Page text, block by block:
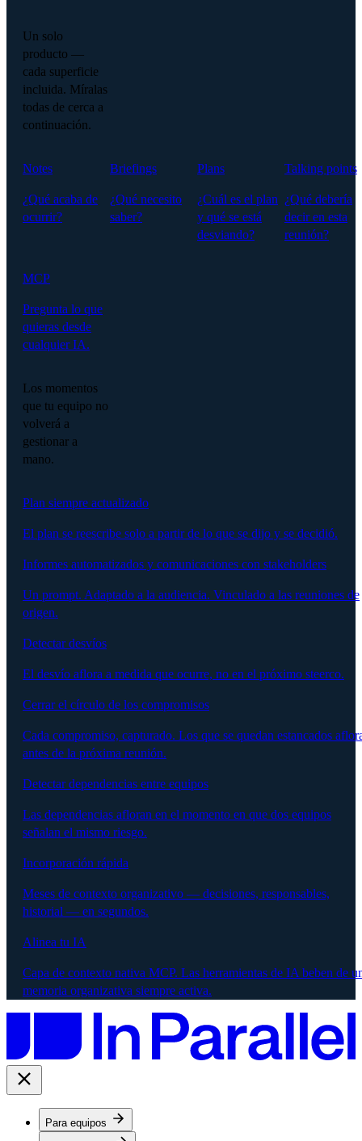
Un solo
producto —
cada superficie
incluida. Míralas
todas de cerca a
continuación.
Notes
¿Qué acaba de
ocurrir?
Briefings
¿Qué necesito
saber?
Plans
¿Cuál es el plan
y qué se está
desviando?
Talking points
¿Qué debería
decir en esta
reunión?
MCP
Pregunta lo que
quieras desde
cualquier IA.
Los momentos
que tu equipo no
volverá a
gestionar a
mano.
Plan siempre actualizado
El plan se reescribe solo a partir de lo que se dijo y se decidió.
Informes automatizados y comunicaciones con stakeholders
Un prompt. Adaptado a la audiencia. Vinculado a las reuniones de
origen.
Detectar desvíos
El desvío aflora a medida que ocurre, no en el próximo steerco.
Cerrar el círculo de los compromisos
Cada compromiso, capturado. Los que se quedan estancados
antes de la próxima reunión.
Detectar dependencias entre equipos
Las dependencias afloran en el momento en que dos equipos
señalan el mismo riesgo.
Incorporación rápida
Meses de contexto organizativo — decisiones, responsables,
historial — en segundos.
Alinea tu IA
Capa de contexto nativa MCP. Las herramientas de IA beben de
memoria organizativa siempre activa.
Para equipos